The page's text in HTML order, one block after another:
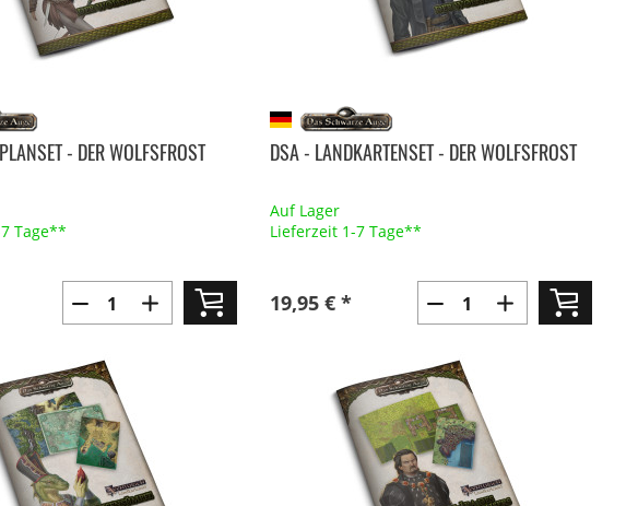
- DER WOLFSFROST
Tage**
DSA - LANDKARTENSET - DER WOLFSFROST
Auf Lager
Lieferzeit 1-7 Tage**
19,95 € *